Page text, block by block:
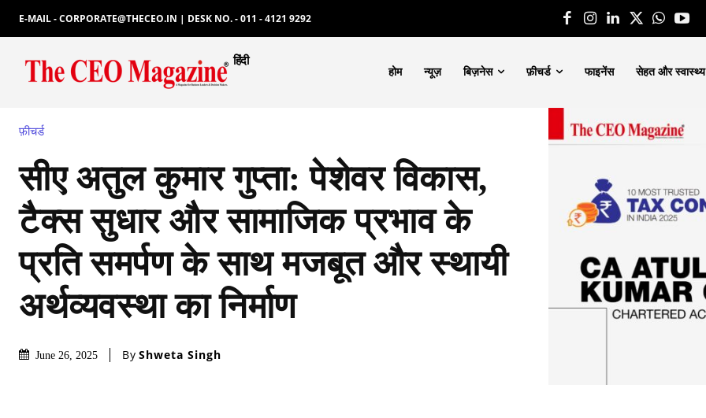
E-MAIL - CORPORATE@THECEO.IN | DESK NO. - 011 - 4121 9292
हिंदी
होम न्यूज़ बिज़नेस फ़ीचर्ड फाइनेंस सेहत और स्वास्थ्य
फ़ीचर्ड
सीए अतुल कुमार गुप्ता: पेशेवर विकास,
टैक्स सुधार और सामाजिक प्रभाव के
प्रति समर्पण के साथ मजबूत और स्थायी
अर्थव्यवस्था का निर्माण
June 26, 2025 By Shweta Singh